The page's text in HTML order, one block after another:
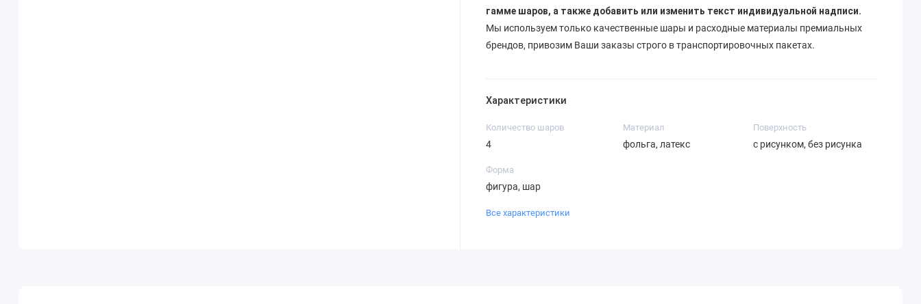
гамме шаров, а также добавить или изменить текст индивидуальной надписи.
Мы используем только качественные шары и расходные материалы премиальных
брендов, привозим Ваши заказы строго в транспортировочных пакетах.
Характеристики
Количество шаров
4
Материал
фольга, латекс
Поверхность
с рисунком, без рисунка
Форма
фигура, шар
Все характеристики